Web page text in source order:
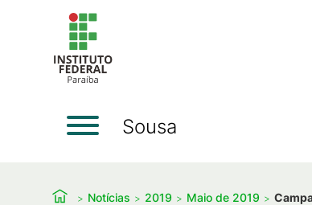
Sousa
Notícias 2019 Maio de 2019